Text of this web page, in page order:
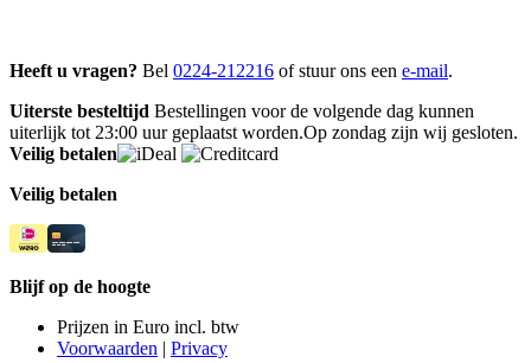
Heeft u vragen? Bel 0224-212216 of stuur ons een e-mail.
Uiterste besteltijd Bestellingen voor de volgende dag kunnen
uiterlijk tot 23:00 uur geplaatst worden.Op zondag zijn wij gesloten.
Veilig betalen
Veilig betalen
Blijf op de hoogte
Prijzen in Euro incl. btw
Voorwaarden | Privacy